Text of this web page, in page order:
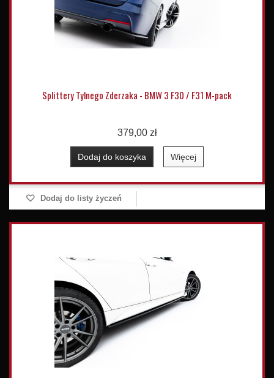
Splittery Tylnego Zderzaka - BMW 3 F30 / F31 M-pack
379,00 zł
Dodaj do koszyka Więcej
Dodaj do listy życzeń